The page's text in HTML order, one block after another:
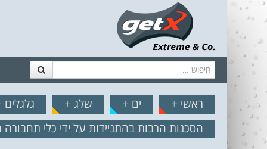
חיפוש
// תפריט
דלג לתוכן
ראשי + ים + שלג + גלגלים
הסכנות הרבות בהתניידות על ידי כלי